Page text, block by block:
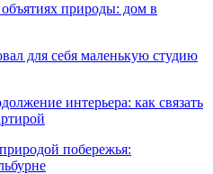
природы: дом в
для себя маленькую студию
интерьера: как связать
побережья: